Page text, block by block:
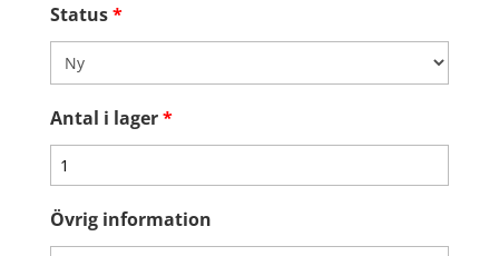
Status*
Antal i lager*
Övrig information